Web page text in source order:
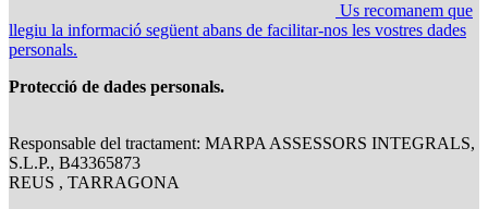
Us recomanem que
llegiu la informació següent abans de facilitar-nos les vostres dades
personals.
Protecció de dades personals.
Responsable del tractament: MARPA ASSESSORS INTEGRALS,
S.L.P., B43365873
REUS , TARRAGONA